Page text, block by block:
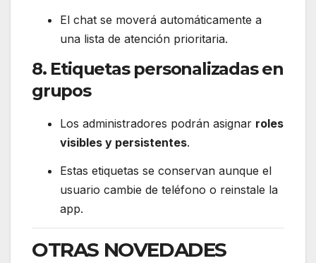
El chat se moverá automáticamente a
una lista de atención prioritaria.
8. Etiquetas personalizadas en
grupos
Los administradores podrán asignar roles
visibles y persistentes.
Estas etiquetas se conservan aunque el
usuario cambie de teléfono o reinstale la
app.
OTRAS NOVEDADES